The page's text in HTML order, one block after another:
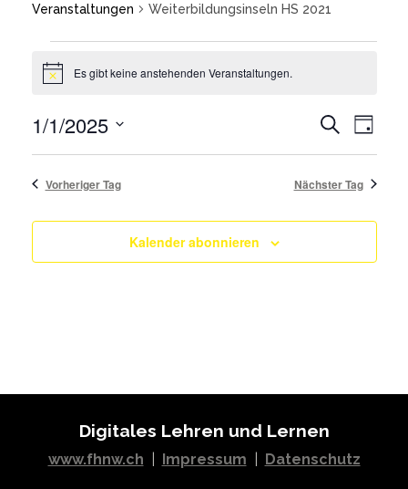
Veranstaltungen Weiterbildungsinseln HS 2021
for
1.
Januar
2025
Notice Es gibt keine anstehenden Veranstaltungen.
Such-
Suche
Tag
1/1/2025
Wählen
Datum
Vorheriger Tag Nächster Tag
Kalender abonnieren
Digitales Lehren und Lernen
www.fhnw.ch Impressum Datenschutz